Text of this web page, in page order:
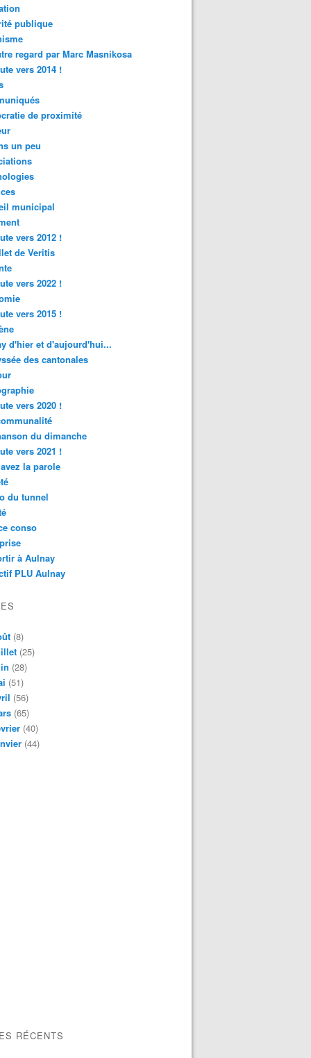
publique
regard par Marc Masnikosa
vers 2014 !
de proximité
un peu
municipal
vers 2012 !
de Veritis
vers 2022 !
vers 2015 !
d'hier et d'aujourd'hui...
des cantonales
vers 2020 !
du dimanche
vers 2021 !
la parole
du tunnel
conso
à Aulnay
PLU Aulnay
(8)
(25)
(28)
(51)
(56)
(65)
(40)
(44)
RÉCENTS